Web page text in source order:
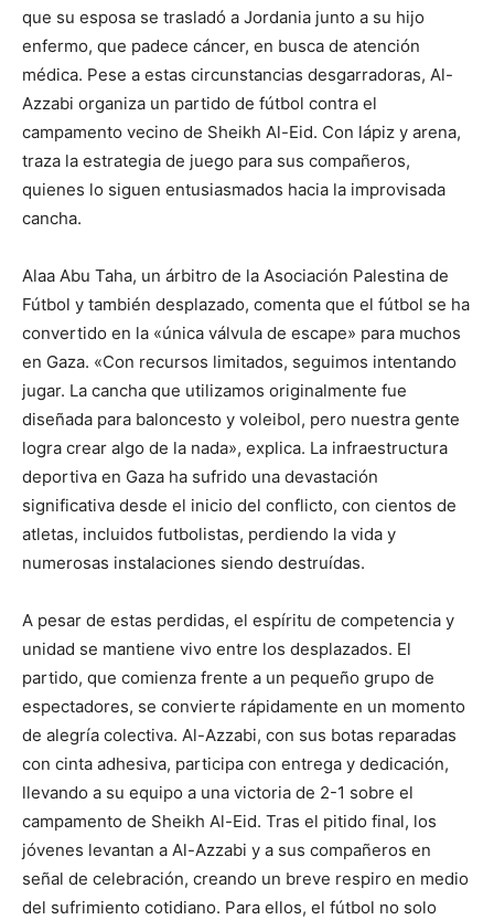
que su esposa se trasladó a Jordania junto a su hijo
enfermo, que padece cáncer, en busca de atención
médica. Pese a estas circunstancias desgarradoras, Al-
Azzabi organiza un partido de fútbol contra el
campamento vecino de Sheikh Al-Eid. Con lápiz y arena,
traza la estrategia de juego para sus compañeros,
quienes lo siguen entusiasmados hacia la improvisada
cancha.
Alaa Abu Taha, un árbitro de la Asociación Palestina de
Fútbol y también desplazado, comenta que el fútbol se ha
convertido en la «única válvula de escape» para muchos
en Gaza. «Con recursos limitados, seguimos intentando
jugar. La cancha que utilizamos originalmente fue
diseñada para baloncesto y voleibol, pero nuestra gente
logra crear algo de la nada», explica. La infraestructura
deportiva en Gaza ha sufrido una devastación
significativa desde el inicio del conflicto, con cientos de
atletas, incluidos futbolistas, perdiendo la vida y
numerosas instalaciones siendo destruídas.
A pesar de estas perdidas, el espíritu de competencia y
unidad se mantiene vivo entre los desplazados. El
partido, que comienza frente a un pequeño grupo de
espectadores, se convierte rápidamente en un momento
de alegría colectiva. Al-Azzabi, con sus botas reparadas
con cinta adhesiva, participa con entrega y dedicación,
llevando a su equipo a una victoria de 2-1 sobre el
campamento de Sheikh Al-Eid. Tras el pitido final, los
jóvenes levantan a Al-Azzabi y a sus compañeros en
señal de celebración, creando un breve respiro en medio
del sufrimiento cotidiano. Para ellos, el fútbol no solo